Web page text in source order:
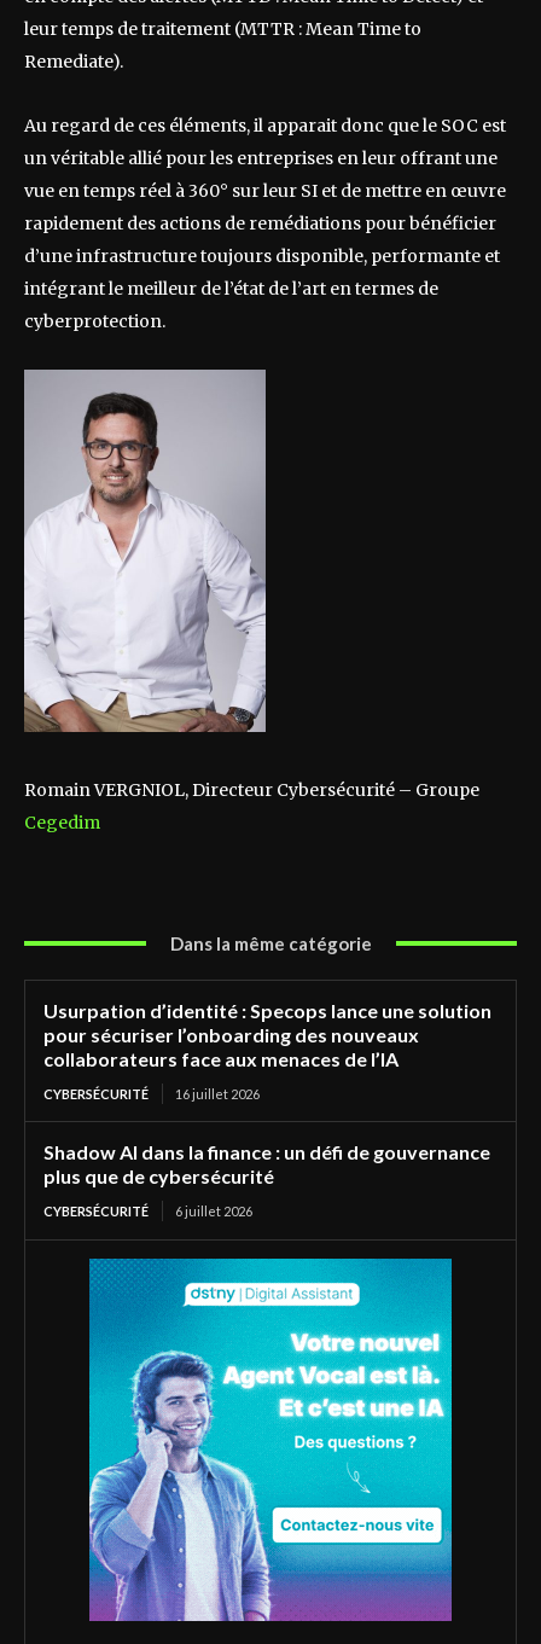
leur temps de traitement (MTTR : Mean Time to
Remediate).
Au regard de ces éléments, il apparait donc que le SOC est
un véritable allié pour les entreprises en leur offrant une
vue en temps réel à 360° sur leur SI et de mettre en œuvre
rapidement des actions de remédiations pour bénéficier
d’une infrastructure toujours disponible, performante et
intégrant le meilleur de l’état de l’art en termes de
cyberprotection.
Romain VERGNIOL, Directeur Cybersécurité – Groupe
Cegedim
Dans la même catégorie
Usurpation d’identité : Specops lance une solution
pour sécuriser l’onboarding des nouveaux
collaborateurs face aux menaces de l’IA
CYBERSÉCURITÉ 16 juillet 2026
Shadow AI dans la finance : un défi de gouvernance
plus que de cybersécurité
CYBERSÉCURITÉ 6 juillet 2026